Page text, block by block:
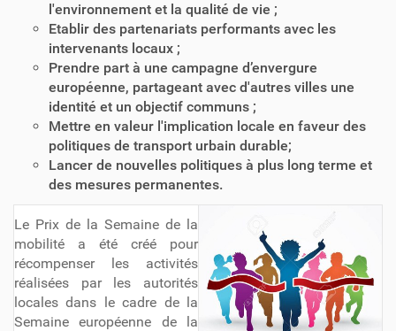
l'environnement et la qualité de vie ;
Etablir des partenariats performants avec les
intervenants locaux ;
Prendre part à une campagne d’envergure
européenne, partageant avec d'autres villes une
identité et un objectif communs ;
Mettre en valeur l'implication locale en faveur des
politiques de transport urbain durable;
Lancer de nouvelles politiques à plus long terme et
des mesures permanentes.
Le Prix de la Semaine de la
mobilité a été créé pour
récompenser les activités
réalisées par les autorités
locales dans le cadre de la
Semaine européenne de la